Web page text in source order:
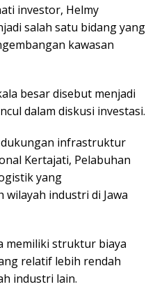
investor, Helmy
salah satu bidang yang
kawasan
besar disebut menjadi
dalam diskusi investasi.
dukungan infrastruktur
Kertajati, Pelabuhan
yang
industri di Jawa
memiliki struktur biaya
relatif lebih rendah
industri lain.